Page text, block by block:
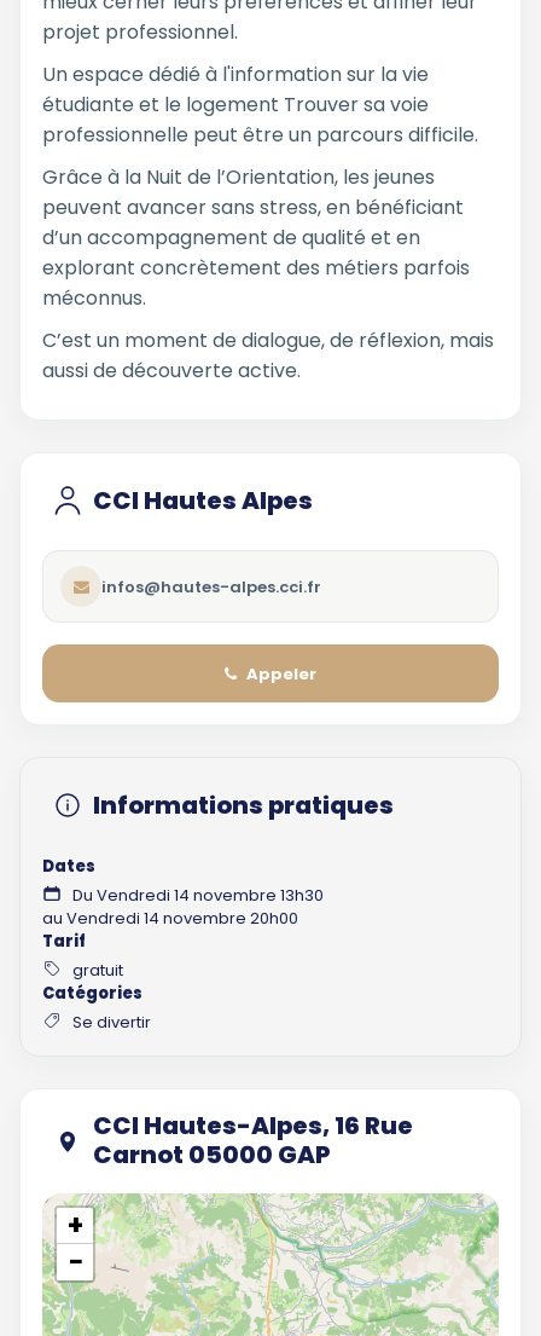
projet professionnel.
Un espace dédié à l'information sur la vie
étudiante et le logement Trouver sa voie
professionnelle peut être un parcours difficile.
Grâce à la Nuit de l’Orientation, les jeunes
peuvent avancer sans stress, en bénéficiant
d’un accompagnement de qualité et en
explorant concrètement des métiers parfois
méconnus.
C’est un moment de dialogue, de réflexion, mais
aussi de découverte active.
CCI Hautes Alpes
infos@hautes-alpes.cci.fr
Appeler
Informations pratiques
Dates
Du Vendredi 14 novembre 13h30
au Vendredi 14 novembre 20h00
Tarif
gratuit
Catégories
Se divertir
CCI Hautes-Alpes, 16 Rue
Carnot 05000 GAP
+
−